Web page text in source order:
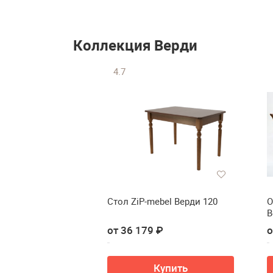
Коллекция Верди
4.7
Стол ZiP-mebel Верди 120
от 36 179 ₽
Купить